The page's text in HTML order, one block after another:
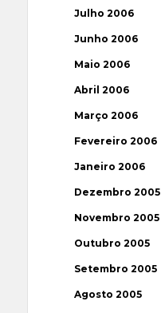
Julho 2006
Junho 2006
Maio 2006
Abril 2006
Março 2006
Fevereiro 2006
Janeiro 2006
Dezembro 2005
Novembro 2005
Outubro 2005
Setembro 2005
Agosto 2005